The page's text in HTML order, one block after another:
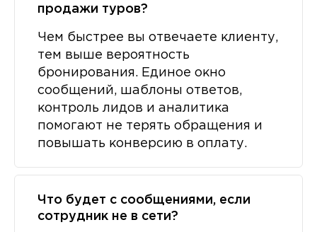
продажи туров?
Чем быстрее вы отвечаете клиенту,
тем выше вероятность
бронирования. Единое окно
сообщений, шаблоны ответов,
контроль лидов и аналитика
помогают не терять обращения и
повышать конверсию в оплату.
Что будет с сообщениями, если
сотрудник не в сети?